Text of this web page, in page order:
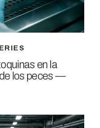
en la
los peces —